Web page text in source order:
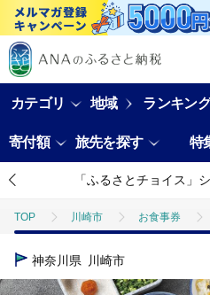
カテゴリ 地域 ランキン
寄付額 旅先を探す 特
「ふるさとチョイス」
TOP 川崎市 お食事券
TOP
神奈川県 川崎市